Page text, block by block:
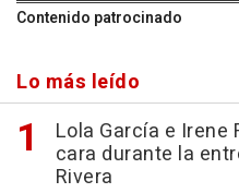
Contenido patrocinado
Lo más leído
Lola García e Irene
cara durante la
Rivera